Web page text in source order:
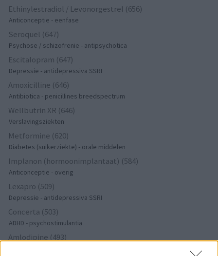
Ethinylestradiol / Levonorgestrel (656)
Anticonceptie - eenfase
Seroquel (647)
Psychose / schizofrenie - antipsychotica
Escitalopram (647)
Depressie - antidepressiva SSRI
Amoxicilline (646)
Antibiotica - penicillines breedspectrum
Wellbutrin XR (646)
Verslavingsziekten
Metformine (620)
Diabetes (suikerziekte) - orale middelen
Implanon (hormoonimplantaat) (584)
Anticonceptie - overig
Lexapro (509)
Depressie - antidepressiva SSRI
Concerta (503)
ADHD - psychostimulantia
Amlodipine (493)